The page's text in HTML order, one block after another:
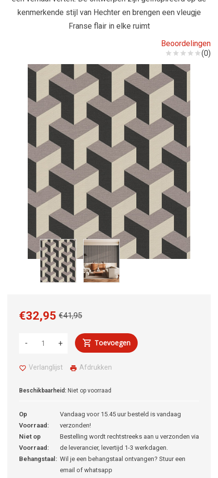
kenmerkende stijl van Hechter en brengen een vleugje
Franse flair in elke ruimt
Beoordelingen
(0)
€41,95
€32,95
+
- Toevoegen
Verlanglijst Afdrukken
Beschikbaarheid: Niet op voorraad
Op
Voorraad:
Vandaag voor 15.45 uur besteld is vandaag
verzonden!
Niet op
Voorraad:
Bestelling wordt rechtstreeks aan u verzonden via
de leverancier, levertijd 1-3 werkdagen.
Behangstaal: Wil je een behangstaal ontvangen? Stuur een
email of whatsapp